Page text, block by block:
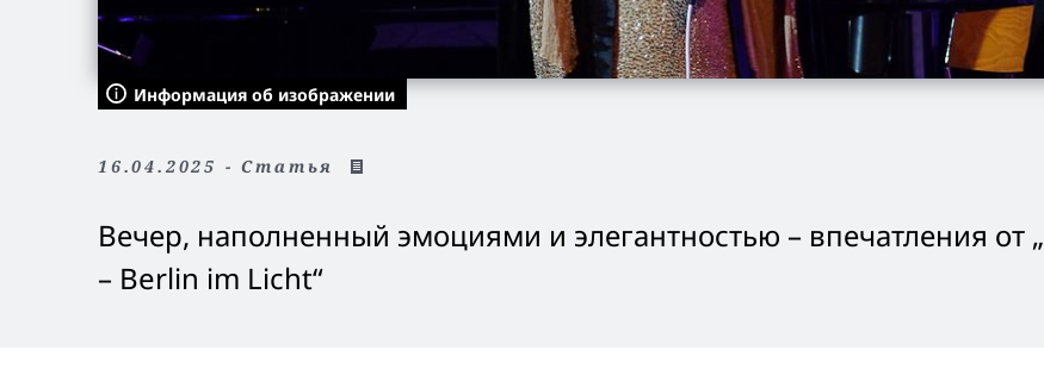
Информация об изображении
16.04.2025 - Статья
Вечер, наполненный эмоциями и элегантностью – впечатления от „
– Berlin im Licht“